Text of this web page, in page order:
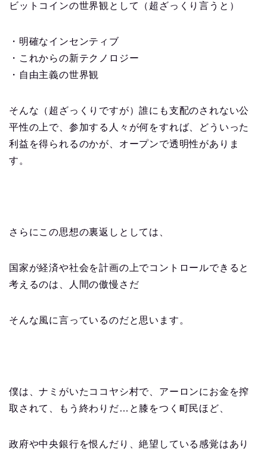
ビットコインの世界観として（超ざっくり言うと）
・明確なインセンティブ
・これからの新テクノロジー
・自由主義の世界観
そんな（超ざっくりですが）誰にも支配のされない公
平性の上で、参加する人々が何をすれば、どういった
利益を得られるのかが、オープンで透明性がありま
す。
さらにこの思想の裏返しとしては、
国家が経済や社会を計画の上でコントロールできると
考えるのは、人間の傲慢さだ
そんな風に言っているのだと思います。
僕は、ナミがいたココヤシ村で、アーロンにお金を搾
取されて、もう終わりだ…と膝をつく町民ほど、
政府や中央銀行を恨んだり、絶望している感覚はあり